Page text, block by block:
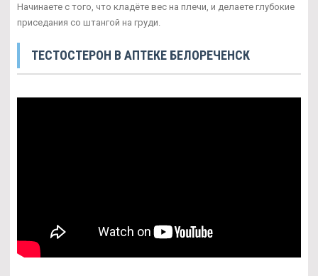
Начинаете с того, что кладёте вес на плечи, и делаете глубокие
приседания со штангой на груди.
ТЕСТОСТЕРОН В АПТЕКЕ БЕЛОРЕЧЕНСК